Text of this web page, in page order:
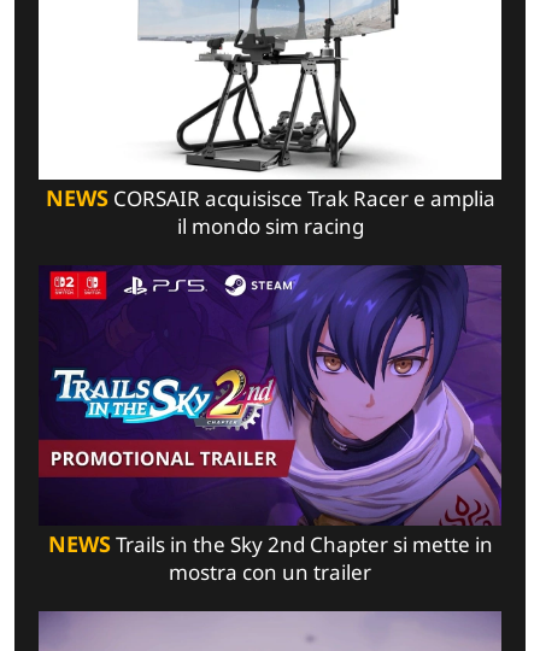
NEWSCORSAIR acquisisce Trak Racer e amplia
il mondo sim racing
NEWSTrails in the Sky 2nd Chapter si mette in
mostra con un trailer